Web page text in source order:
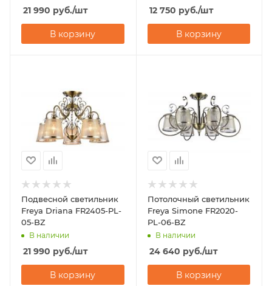
21 990 руб./шт
В корзину
12 750 руб./шт
В корзину
Подвесной светильник
Freya Driana FR2405-PL-
05-BZ
В наличии
21 990 руб./шт
В корзину
Потолочный светильник
Freya Simone FR2020-
PL-06-BZ
В наличии
24 640 руб./шт
В корзину